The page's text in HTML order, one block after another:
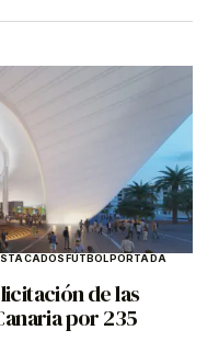
FÚTBOLPORTADA
de las
por 235